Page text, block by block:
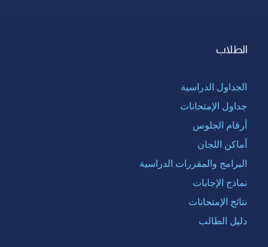
الطلاب
الجداول الدراسية
جداول الإمتحانات
أرقام الجلوس
أماكن اللجان
البرامج والمقررات الدراسية
نماذج الإجابات
نتائج الإمتحانات
دليل الطالب